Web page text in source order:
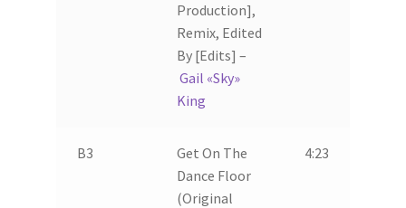
Production],
Remix, Edited
By [Edits] –
Gail «Sky»
King
B3
Get On The
Dance Floor
(Original
4:23